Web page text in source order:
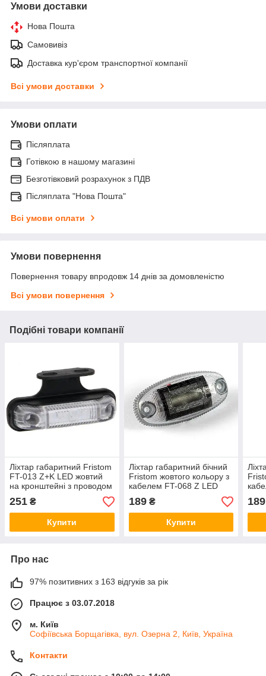
Умови доставки
Нова Пошта
Самовивіз
Доставка кур'єром транспортної компанії
Всі умови доставки
Умови оплати
Післяплата
Готівкою в нашому магазині
Безготівковий розрахунок з ПДВ
Післяплата "Нова Пошта"
Всі умови оплати
Умови повернення
Повернення товару впродовж 14 днів за домовленістю
Всі умови повернення
Подібні товари компанії
Ліхтар габаритний Fristom
FT-013 Z+K LED жовтий
на кронштейні з проводом
251 ₴
Купити
Ліхтар габаритний бічний
Fristom жовтого кольору з
кабелем FT-068 Z LED
DARK
189₴
Купити
189
Про нас
97% позитивних з 163 відгуків за рік
Працює з 03.07.2018
м. Київ
Софіївська Борщагівка, вул. Озерна 2, Київ, Україна
Контакти